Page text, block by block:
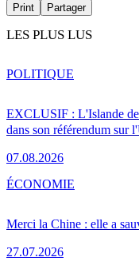
Print Partager
LES PLUS LUS
EXCLUSIF : L'Islande
dans son référendum sur
07.08.2026
POLITIQUE
Merci la Chine : elle a
27.07.2026
ÉCONOMIE